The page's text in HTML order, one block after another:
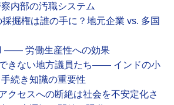
内部の汚職システム
掘権は誰の手に？地元企業 vs. 多国
―― 労働生産性への効果
きない地方議員たち―― インドの小
続き知識の重要性
セスへの断絶は社会を不安定化さ